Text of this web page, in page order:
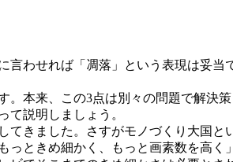
わせれば「凋落」という表現は妥当
本来、この3点は別々の問題で解決
て説明しましょう。
きました。さすがモノづくり大国と
ときめ細かく、もっと画素数を高く